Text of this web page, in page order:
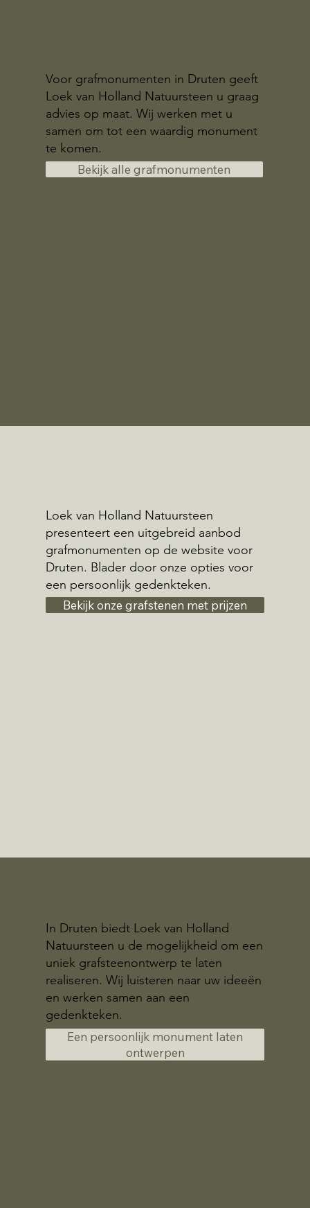
Voor grafmonumenten in Druten geeft
Loek van Holland Natuursteen u graag
advies op maat. Wij werken met u
samen om tot een waardig monument
te komen.
Bekijk alle grafmonumenten
Loek van Holland Natuursteen
presenteert een uitgebreid aanbod
grafmonumenten op de website voor
Druten. Blader door onze opties voor
een persoonlijk gedenkteken.
Bekijk onze grafstenen met prijzen
In Druten biedt Loek van Holland
Natuursteen u de mogelijkheid om een
uniek grafsteenontwerp te laten
realiseren. Wij luisteren naar uw ideeën
en werken samen aan een
gedenkteken.
Een persoonlijk monument laten
ontwerpen